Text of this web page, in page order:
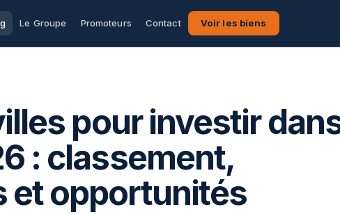
Le Groupe Promoteurs Contact Voir les biens
pour investir
: classement,
et opportunités